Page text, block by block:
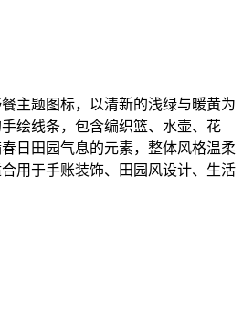
主题图标，以清新的浅绿与暖黄为
绘线条，包含编织篮、水壶、花
日田园气息的元素，整体风格温柔
用于手账装饰、田园风设计、生活